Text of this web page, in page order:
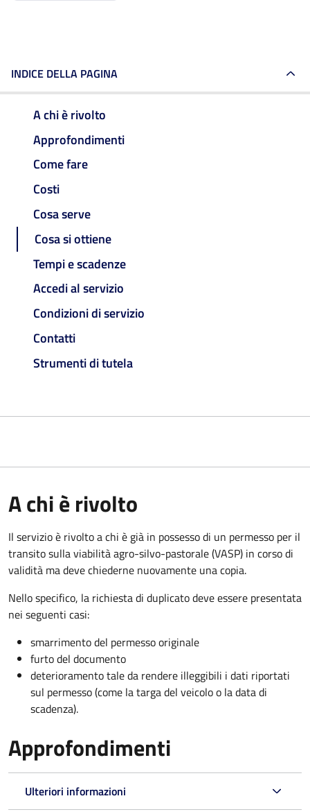
INDICE DELLA PAGINA
A chi è rivolto
Approfondimenti
Come fare
Costi
Cosa serve
Cosa si ottiene
Tempi e scadenze
Accedi al servizio
Condizioni di servizio
Contatti
Strumenti di tutela
A chi è rivolto
Il servizio è rivolto a chi è già in possesso di un permesso per il
transito sulla viabilità agro-silvo-pastorale (VASP) in corso di
validità ma deve chiederne nuovamente una copia.
Nello specifico, la richiesta di duplicato deve essere presentata
nei seguenti casi:
smarrimento del permesso originale
furto del documento
deterioramento tale da rendere illeggibili i dati riportati
sul permesso (come la targa del veicolo o la data di
scadenza).
Approfondimenti
Ulteriori informazioni